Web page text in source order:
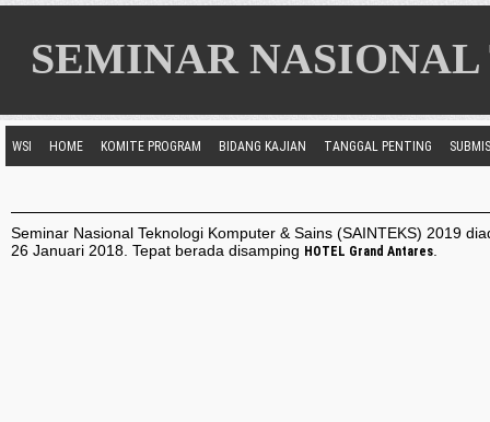
SEMINAR NASIONAL
WSI HOME KOMITE PROGRAM BIDANG KAJIAN TANGGAL PENTING
Seminar Nasional Teknologi Komputer & Sains (SAINTEKS) 2019
26 Januari 2018. Tepat berada disamping HOTEL Grand Antares